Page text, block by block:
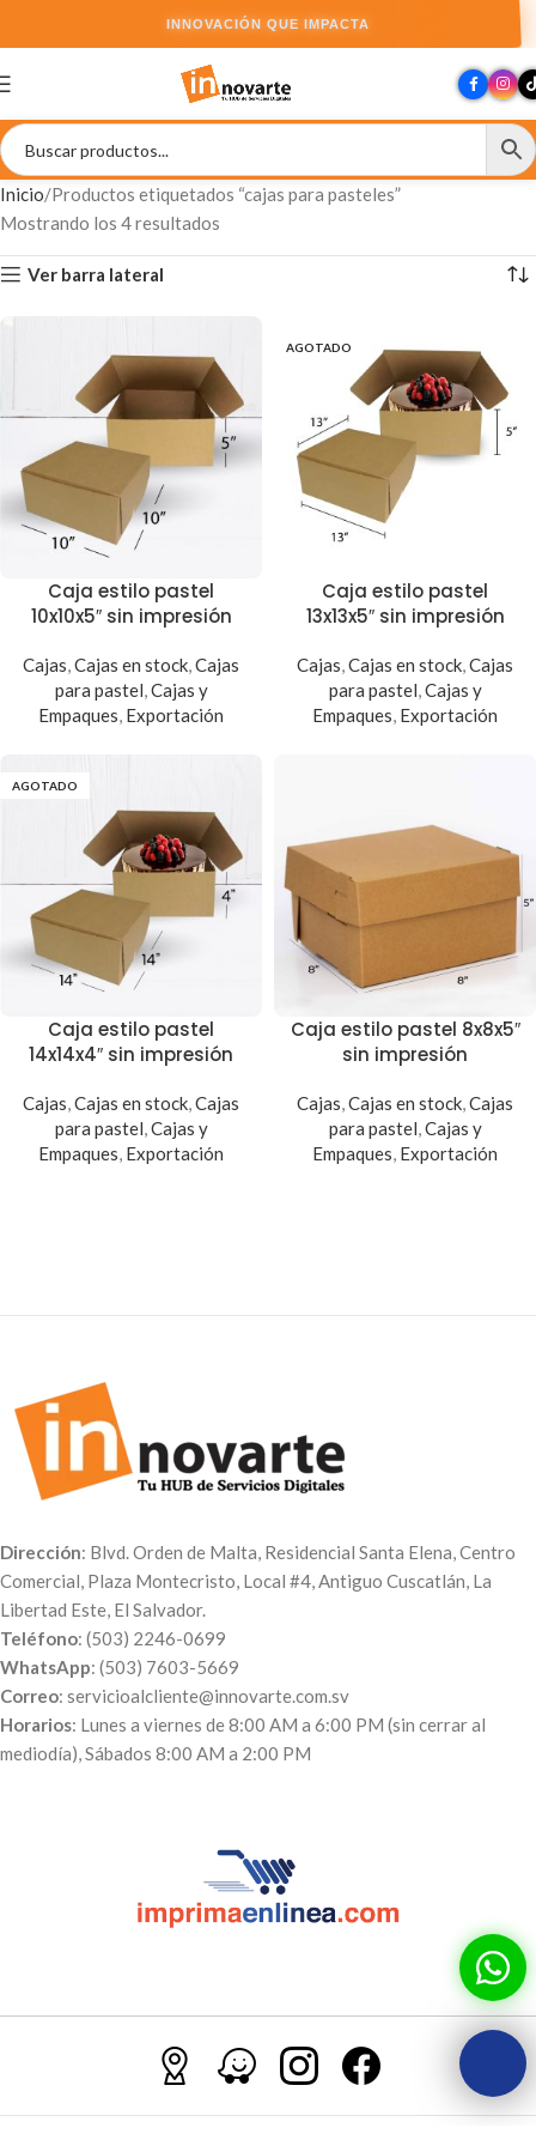
INNOVACIÓN QUE IMPACTA
Inicio Productos etiquetados “cajas para pasteles”
Mostrando los 4 resultados
Ver barra lateral
Caja estilo pastel
10x10x5″ sin impresión
Cajas,Cajas en stock,Cajas
para pastel,Cajas y
Empaques, Exportación
AGOTADO
Caja estilo pastel
13x13x5″ sin impresión
Cajas,Cajas en stock,Cajas
para pastel,Cajas y
Empaques, Exportación
AGOTADO
Caja estilo pastel
14x14x4″ sin impresión
Cajas,Cajas en stock,Cajas
para pastel,Cajas y
Empaques, Exportación
Caja estilo pastel 8x8x5″
sin impresión
Cajas,Cajas en stock,Cajas
para pastel,Cajas y
Empaques, Exportación
Dirección: Blvd. Orden de Malta, Residencial Santa Elena, Centro
Comercial, Plaza Montecristo, Local #4, Antiguo Cuscatlán, La
Libertad Este, El Salvador.
Teléfono: (503) 2246-0699
WhatsApp: (503) 7603-5669
Correo: servicioalcliente@innovarte.com.sv
Horarios: Lunes a viernes de 8:00 AM a 6:00 PM (sin cerrar al
mediodía), Sábados 8:00 AM a 2:00 PM